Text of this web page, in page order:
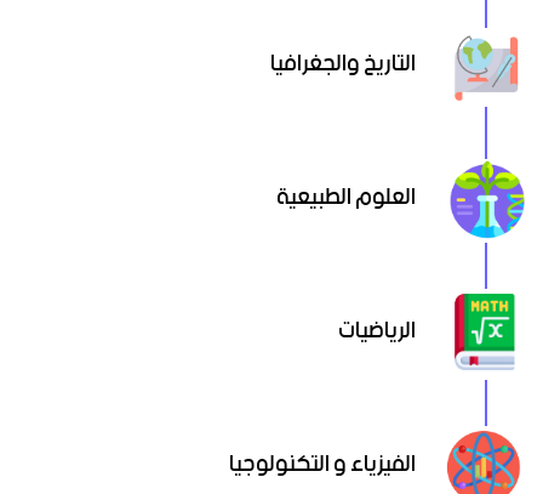
التاريخ والجغرافيا
العلوم الطبيعية
الرياضيات
الفيزياء و التكنولوجيا